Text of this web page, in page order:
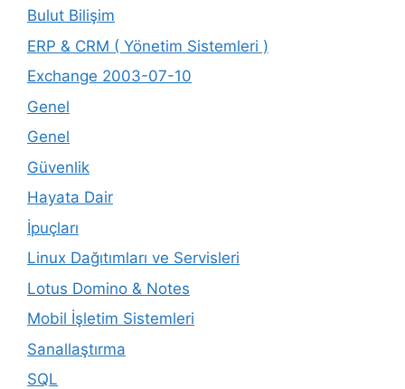
Bulut Bilişim
ERP & CRM ( Yönetim Sistemleri )
Exchange 2003-07-10
Genel
Genel
Güvenlik
Hayata Dair
İpuçları
Linux Dağıtımları ve Servisleri
Lotus Domino & Notes
Mobil İşletim Sistemleri
Sanallaştırma
SQL